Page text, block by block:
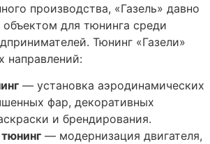
производства, «Газель» давно
для тюнинга среди
Тюнинг «Газели»
направлений:
— установка аэродинамических
фар, декоративных
и брендирования.
— модернизация двигателя,